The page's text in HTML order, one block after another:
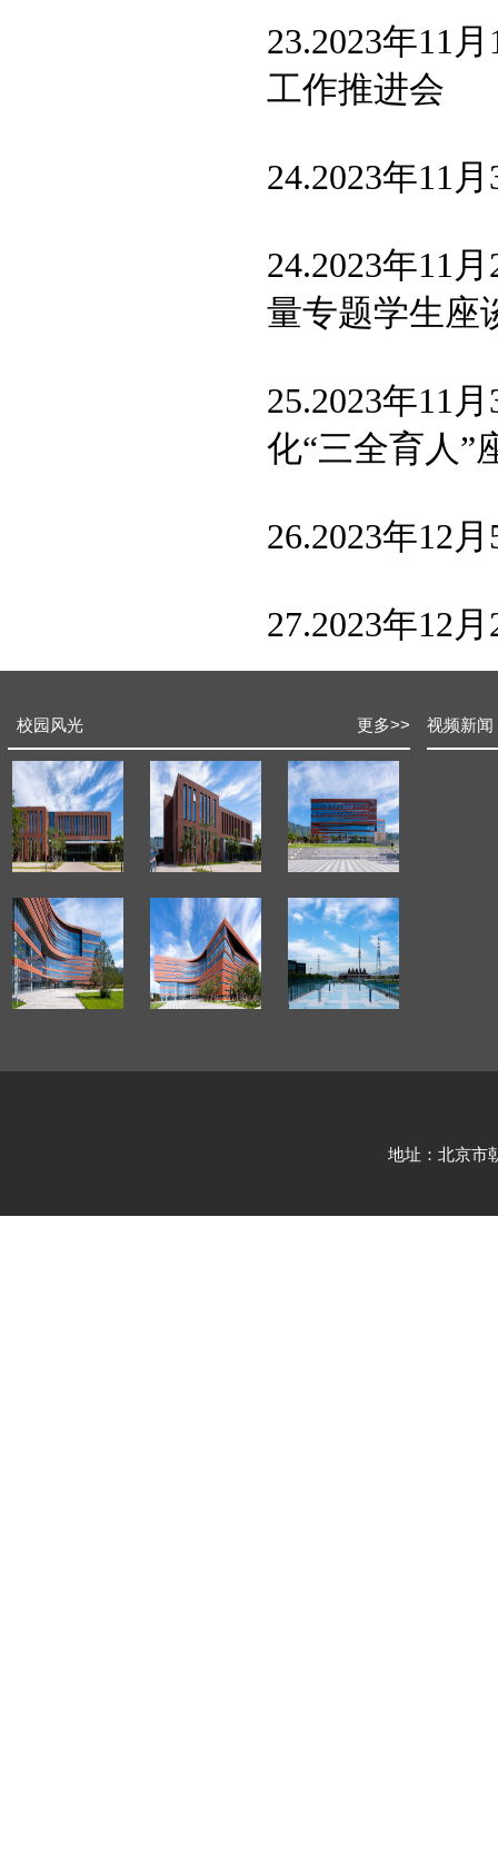
23.2023年11
工作推进会
24.2023年11
24.2023年11
量专题学生座
25.2023年11
化“三全育人”
26.2023年12
27.2023年12
校园风光 更多>> 视频新闻
地址：北京市